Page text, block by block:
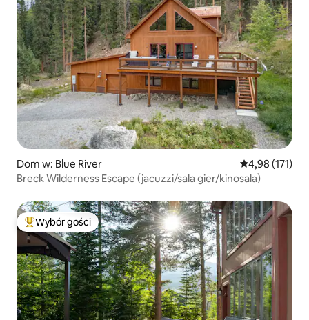
Dom w: Blue River Średnia
4,98 (171)
Breck Wilderness Escape (jacuzzi/sala gier/kinosala)
Najpopularniejsze z kategorii Wybór gości
Wybór gości